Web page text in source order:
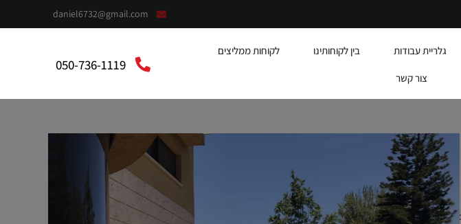
daniel6732@gmail.com
גלריית עבודות בין לקוחותינו לקוחות ממליצים
צור קשר
050-736-1119
{“@context”:”https://schema.org”,”@type”:”LocalBusiness”,”@id”:”https://alumit.co.il/#business”,”name”:”אלומית”,”telephone”:”050-